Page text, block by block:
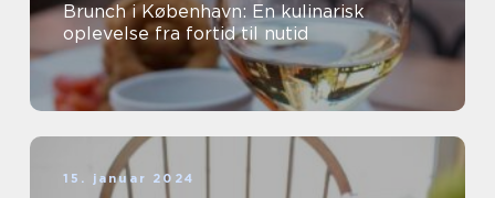
Brunch i København: En kulinarisk
oplevelse fra fortid til nutid
15. januar 2024